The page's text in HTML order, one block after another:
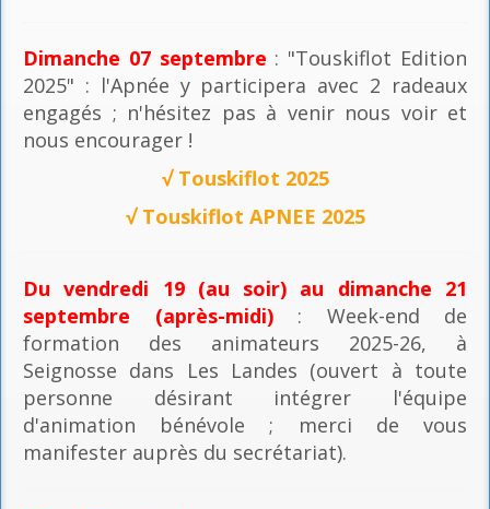
Dimanche 07 septembre : "Touskiflot Edition
2025" : l'Apnée y participera avec 2 radeaux
engagés ; n'hésitez pas à venir nous voir et
nous encourager !
√ Touskiflot 2025
√ Touskiflot APNEE 2025
Du vendredi 19 (au soir) au dimanche 21
septembre (après-midi): Week-end de
formation des animateurs 2025-26, à
Seignosse dans Les Landes (ouvert à toute
personne désirant intégrer l'équipe
d'animation bénévole ; merci de vous
manifester auprès du secrétariat).